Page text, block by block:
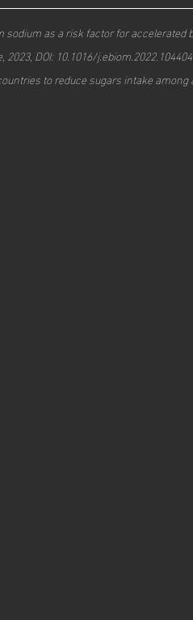
as a risk factor for accelerated
DOI: 10.1016/j.ebiom.2022.104404
to reduce sugars intake